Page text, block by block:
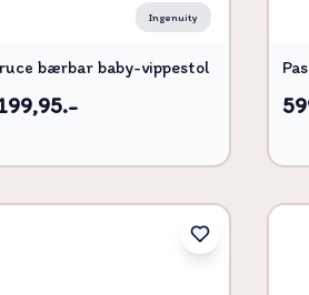
Ingenuity
bærbar baby-vippestol